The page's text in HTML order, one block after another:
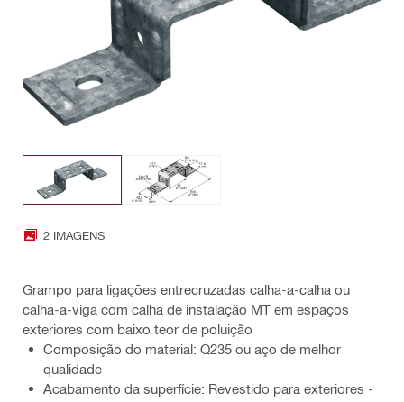
2 IMAGENS
Grampo para ligações entrecruzadas calha-a-calha ou
calha-a-viga com calha de instalação MT em espaços
exteriores com baixo teor de poluição
Composição do material: Q235 ou aço de melhor
qualidade
Acabamento da superfície: Revestido para exteriores -